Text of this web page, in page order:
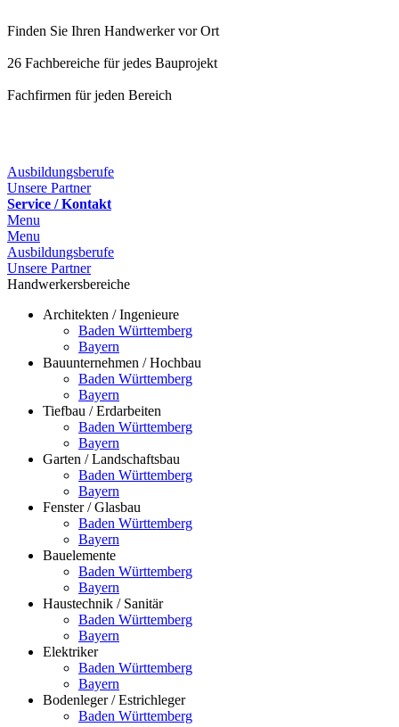
Finden Sie Ihren Handwerker vor Ort
26 Fachbereiche für jedes Bauprojekt
Fachfirmen für jeden Bereich
Ausbildungsberufe
Unsere Partner
Service / Kontakt
Menu
Menu
Ausbildungsberufe
Unsere Partner
Handwerkersbereiche
Architekten / Ingenieure
Baden Württemberg
Bayern
Bauunternehmen / Hochbau
Baden Württemberg
Bayern
Tiefbau / Erdarbeiten
Baden Württemberg
Bayern
Garten / Landschaftsbau
Baden Württemberg
Bayern
Fenster / Glasbau
Baden Württemberg
Bayern
Bauelemente
Baden Württemberg
Bayern
Haustechnik / Sanitär
Baden Württemberg
Bayern
Elektriker
Baden Württemberg
Bayern
Bodenleger / Estrichleger
Baden Württemberg